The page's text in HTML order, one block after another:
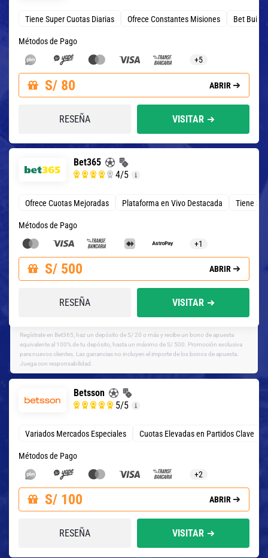
Tiene Super Cuotas Diarias Ofrece Constantes Misiones Bet
Métodos de Pago
+5
S/ 80 ABRIR
RESEÑA VISITAR
Bet365
4/5
Ofrece Cuotas Mejoradas Plataforma en Vivo Destacada Tiene 3
Métodos de Pago
+1
S/ 500 ABRIR
RESEÑA VISITAR
Regístrate en Bet365, haz un depósito de S/ 20 o más y recibe un bono de apuesta
equivalente al 100% de tu depósito, hasta un máximo de S/ 500. Promoción exclusiva
para nuevos clientes. Las ganancias no incluyen el importe de los bonos de apuesta.
Juega con responsabilidad.
Betsson
5/5
Variados Mercados Especiales Cuotas Elevadas en Partidos Clave
Métodos de Pago
+2
S/ 100 ABRIR
RESEÑA VISITAR